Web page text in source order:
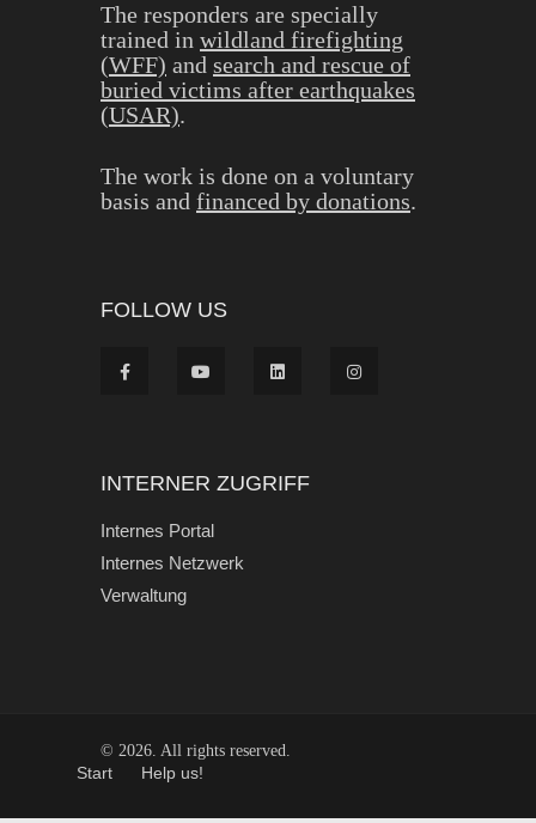
The responders are specially
trained in wildland firefighting
(WFF) and search and rescue of
buried victims after earthquakes
(USAR).
The work is done on a voluntary
basis and financed by donations.
FOLLOW US
INTERNER ZUGRIFF
Internes Portal
Internes Netzwerk
Verwaltung
© 2026. All rights reserved.
Start Help us!